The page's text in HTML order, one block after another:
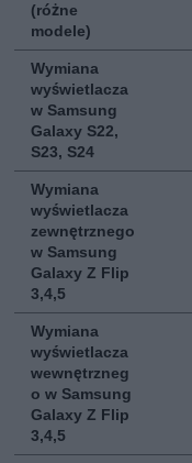
(różne
modele)
Wymiana
wyświetlacza
w Samsung
Galaxy S22,
S23, S24
Wymiana
wyświetlacza
zewnętrznego
w Samsung
Galaxy Z Flip
3,4,5
Wymiana
wyświetlacza
wewnętrzneg
o w Samsung
Galaxy Z Flip
3,4,5